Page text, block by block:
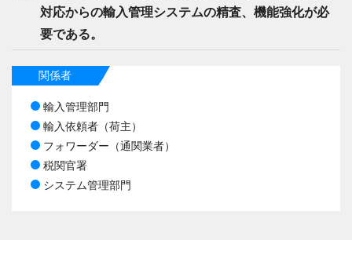
対応からの輸入管理システムの精査、機能強化が必
要である。
関係者
輸入管理部門
輸入依頼者（荷主）
フォワーダー（通関業者）
税関官署
システム管理部門